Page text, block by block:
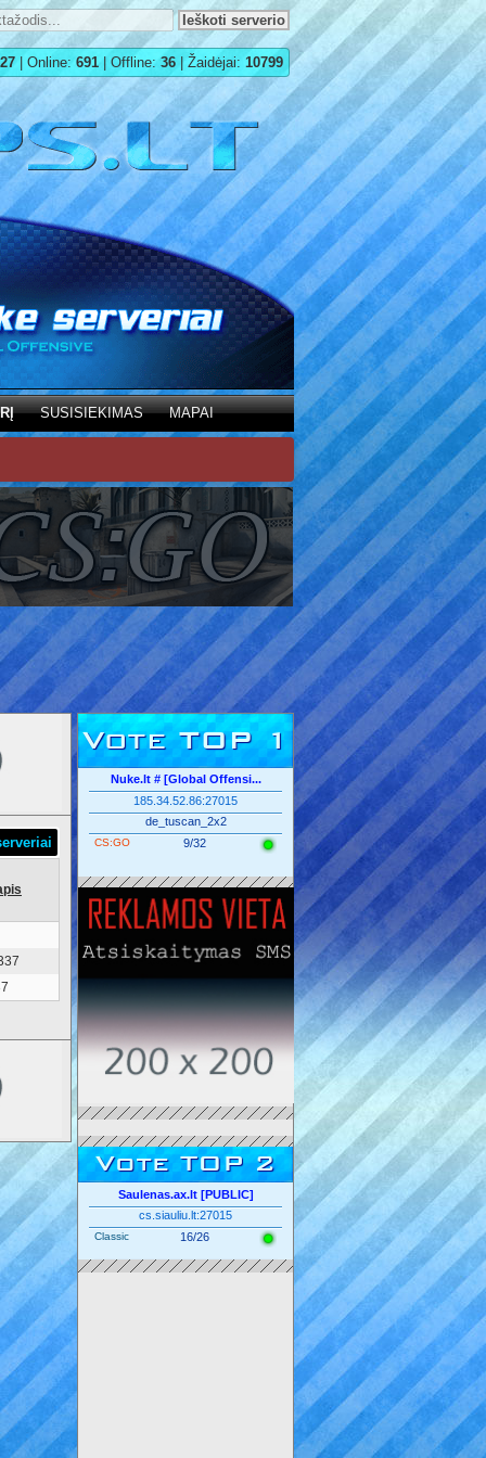
| Online: 691 | Offline: 36 | Žaidėjai: 10799
SUSISIEKIMAS MAPAI
Vote TOP 1
Nuke.lt # [Global Offensi...
185.34.52.86:27015
de_tuscan_2x2
CS:GO 9/32
Vote TOP 2
Saulenas.ax.lt [PUBLIC]
cs.siauliu.lt:27015
Classic 16/26